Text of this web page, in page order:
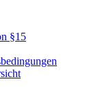
§15